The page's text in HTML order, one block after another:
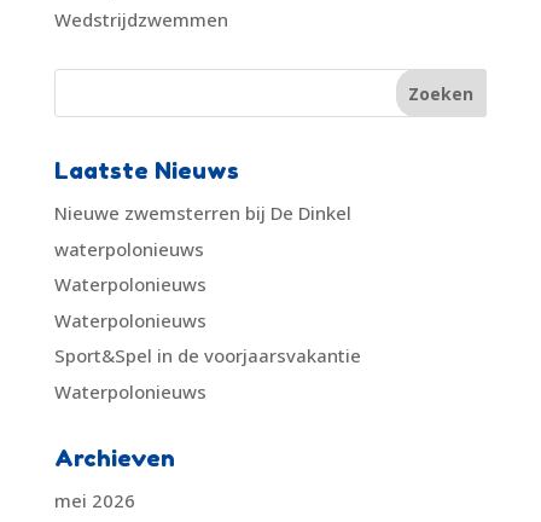
Wedstrijdzwemmen
Laatste Nieuws
Nieuwe zwemsterren bij De Dinkel
waterpolonieuws
Waterpolonieuws
Waterpolonieuws
Sport&Spel in de voorjaarsvakantie
Waterpolonieuws
Archieven
mei 2026